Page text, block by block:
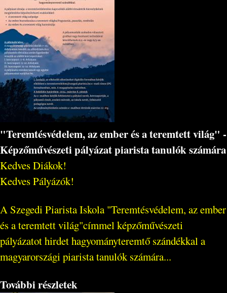
"Teremtésvédelem, az ember és a teremtett világ" -
Képzőművészeti pályázat piarista tanulók számára
Kedves Diákok!
Kedves Pályázók!
A Szegedi Piarista Iskola "Teremtésvédelem, az ember
és a teremtett világ"címmel képzőművészeti
pályázatot hirdet hagyományteremtő szándékkal a
magyarországi piarista tanulók számára...
További részletek